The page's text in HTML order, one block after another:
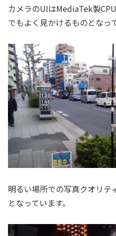
カメラのUIはMediaTek製
でもよく見かけるものとなっ
明るい場所での写真クオリテ
となっています。